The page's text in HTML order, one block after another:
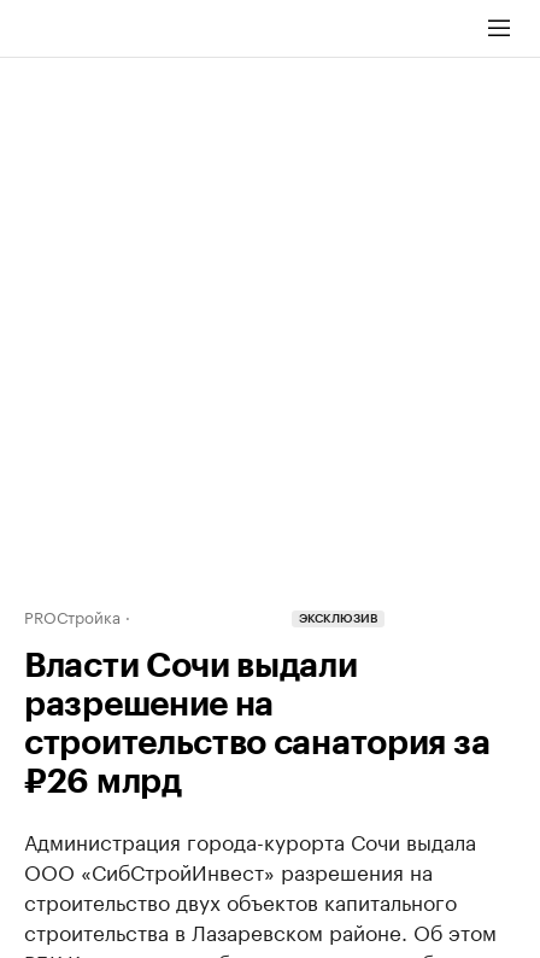
PROСтройка ЭКСКЛЮЗИВ
Власти Сочи выдали
разрешение на
строительство санатория за
₽26 млрд
Администрация города-курорта Сочи выдала
ООО «СибСтройИнвест» разрешения на
строительство двух объектов капитального
строительства в Лазаревском районе. Об этом